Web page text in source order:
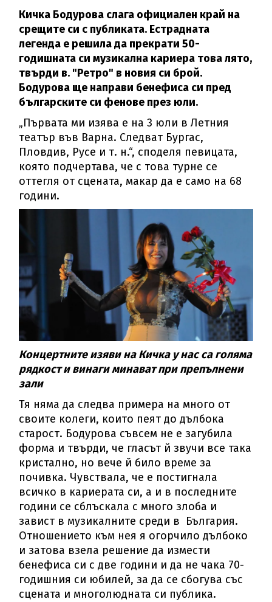
Кичка Бодурова слага официален край на
срещите си с публиката. Естрадната
легенда е решила да прекрати 50-
годишната си музикална кариера това лято,
твърди в. "Ретро" в новия си брой.
Бодурова ще направи бенефиса си пред
българските си фенове през юли.
„Първата ми изява е на 3 юли в Летния
театър във Варна. Следват Бургас,
Пловдив, Русе и т. н.“, споделя певицата,
която подчертава, че с това турне се
оттегля от сцената, макар да е само на 68
години.
Концертните изяви на Кичка у нас са голяма
рядкост и винаги минават при препълнени
зали
Тя няма да следва примера на много от
своите колеги, които пеят до дълбока
старост. Бодурова съвсем не е загубила
форма и твърди, че гласът й звучи все така
кристално, но вече й било време за
почивка. Чувствала, че е постигнала
всичко в кариерата си, а и в последните
години се сблъскала с много злоба и
завист в музикалните среди в България.
Отношението към нея я огорчило дълбоко
и затова взела решение да измести
бенефиса си с две години и да не чака 70-
годишния си юбилей, за да се сбогува със
сцената и многолюдната си публика.